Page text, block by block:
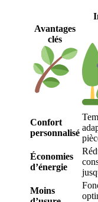
Avantages
clés
Confort
personnalisé
Économies
d’énergie
Moins